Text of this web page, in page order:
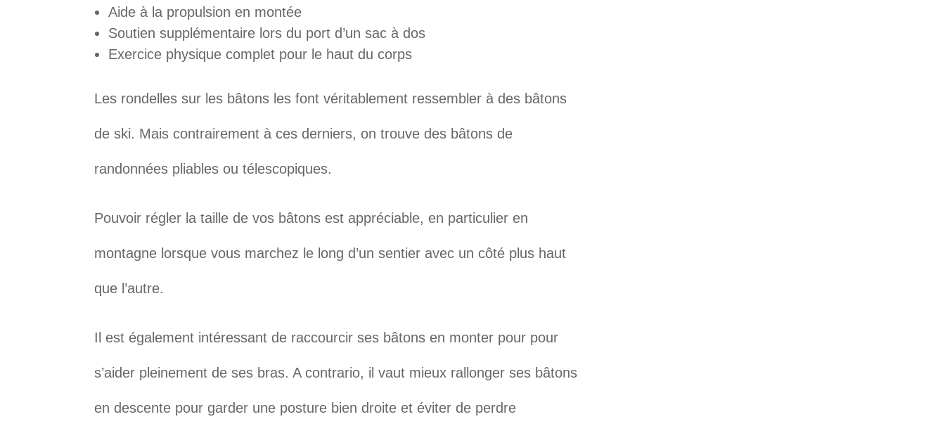
Aide à la propulsion en montée
Soutien supplémentaire lors du port d’un sac à dos
Exercice physique complet pour le haut du corps
Les rondelles sur les bâtons les font véritablement ressembler à des bâtons
de ski. Mais contrairement à ces derniers, on trouve des bâtons de
randonnées pliables ou télescopiques.
Pouvoir régler la taille de vos bâtons est appréciable, en particulier en
montagne lorsque vous marchez le long d’un sentier avec un côté plus haut
que l’autre.
Il est également intéressant de raccourcir ses bâtons en monter pour pour
s’aider pleinement de ses bras. A contrario, il vaut mieux rallonger ses bâtons
en descente pour garder une posture bien droite et éviter de perdre